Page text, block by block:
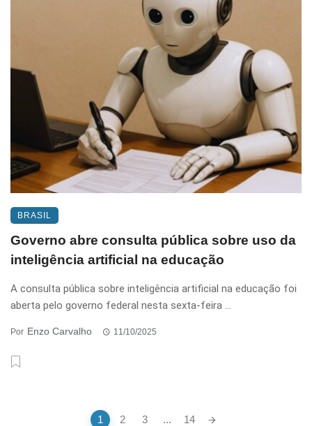
BRASIL
Governo abre consulta pública sobre uso da
inteligência artificial na educação
A consulta pública sobre inteligência artificial na educação foi
aberta pelo governo federal nesta sexta-feira ...
Por Enzo Carvalho 11/10/2025
1 2 3 ... 14